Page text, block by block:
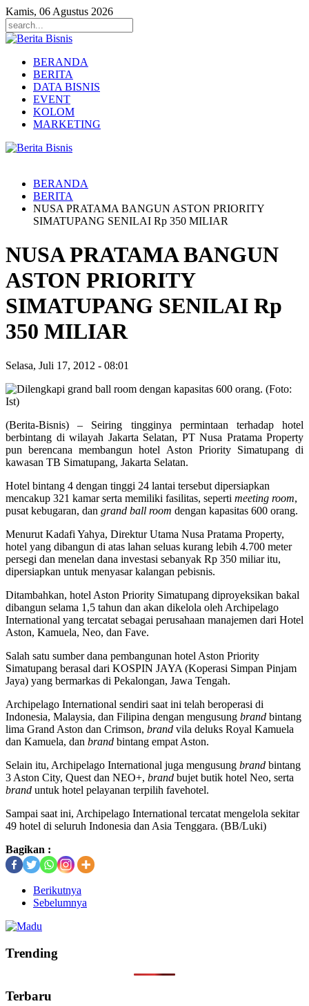
Kamis, 06 Agustus 2026
BERANDA
BERITA
DATA BISNIS
EVENT
KOLOM
MARKETING
BERANDA
BERITA
NUSA PRATAMA BANGUN ASTON PRIORITY
SIMATUPANG SENILAI Rp 350 MILIAR
NUSA PRATAMA BANGUN
ASTON PRIORITY
SIMATUPANG SENILAI Rp
350 MILIAR
Selasa, Juli 17, 2012 - 08:01
(Berita-Bisnis) – Seiring tingginya permintaan terhadap hotel
berbintang di wilayah Jakarta Selatan, PT Nusa Pratama Property
pun berencana membangun hotel Aston Priority Simatupang di
kawasan TB Simatupang, Jakarta Selatan.
Hotel bintang 4 dengan tinggi 24 lantai tersebut dipersiapkan
mencakup 321 kamar serta memiliki fasilitas, seperti meeting room,
pusat kebugaran, dan grand ball room dengan kapasitas 600 orang.
Menurut Kadafi Yahya, Direktur Utama Nusa Pratama Property,
hotel yang dibangun di atas lahan seluas kurang lebih 4.700 meter
persegi dan menelan dana investasi sebanyak Rp 350 miliar itu,
dipersiapkan untuk menyasar kalangan pebisnis.
Ditambahkan, hotel Aston Priority Simatupang diproyeksikan bakal
dibangun selama 1,5 tahun dan akan dikelola oleh Archipelago
International yang tercatat sebagai perusahaan manajemen dari Hotel
Aston, Kamuela, Neo, dan Fave.
Salah satu sumber dana pembangunan hotel Aston Priority
Simatupang berasal dari KOSPIN JAYA (Koperasi Simpan Pinjam
Jaya) yang bermarkas di Pekalongan, Jawa Tengah.
Archipelago International sendiri saat ini telah beroperasi di
Indonesia, Malaysia, dan Filipina dengan mengusung brand bintang
lima Grand Aston dan Crimson, brand vila deluks Royal Kamuela
dan Kamuela, dan brand bintang empat Aston.
Selain itu, Archipelago International juga mengusung brand bintang
3 Aston City, Quest dan NEO+, brand bujet butik hotel Neo, serta
brand untuk hotel pelayanan terpilih favehotel.
Sampai saat ini, Archipelago International tercatat mengelola sekitar
49 hotel di seluruh Indonesia dan Asia Tenggara. (BB/Luki)
Bagikan :
Berikutnya
Sebelumnya
Trending
Terbaru